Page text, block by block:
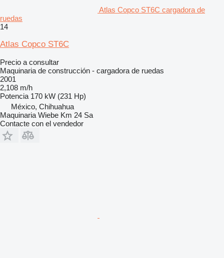
Atlas Copco ST6C cargadora de
ruedas
14
Atlas Copco ST6C
Precio a consultar
Maquinaria de construcción - cargadora de ruedas
2001
2,108 m/h
Potencia 170 kW (231 Hp)
México, Chihuahua
Maquinaria Wiebe Km 24 Sa
Contacte con el vendedor